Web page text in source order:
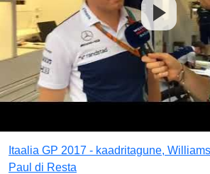
Itaalia GP 2017 - kaadritagune,
Paul di Resta